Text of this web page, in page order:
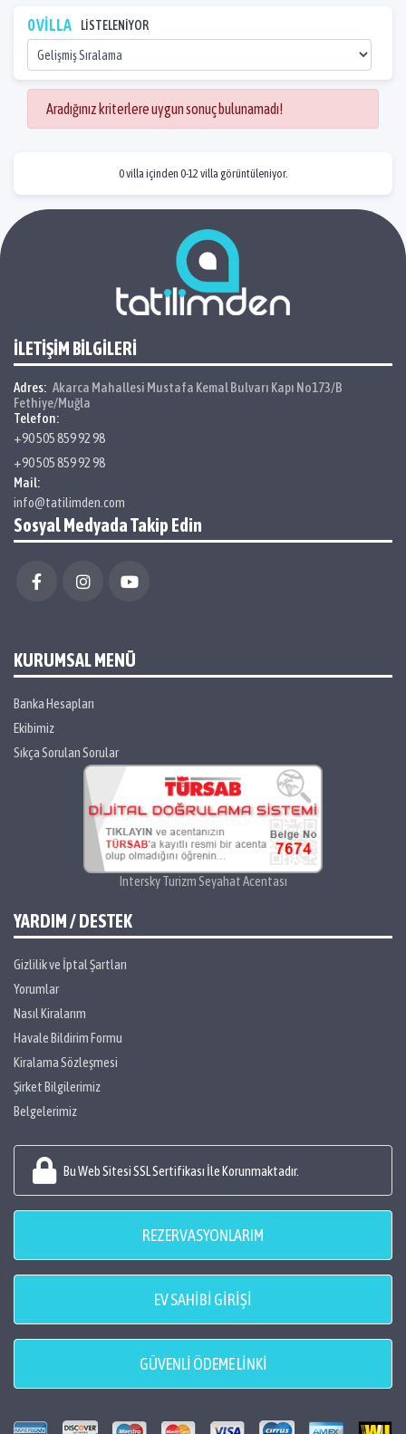
0 VİLLA LİSTELENİYOR
Aradığınız kriterlere uygun sonuç bulunamadı!
0 villa içinden 0-12 villa görüntüleniyor.
İLETİŞİM BİLGİLERİ
Adres: Akarca Mahallesi Mustafa Kemal Bulvarı Kapı No173/B
Fethiye/Muğla
Telefon:
+90 505 859 92 98
+90 505 859 92 98
Mail:
info@tatilimden.com
Sosyal Medyada Takip Edin
KURUMSAL MENÜ
Banka Hesapları
Ekibimiz
Sıkça Sorulan Sorular
Intersky Turizm Seyahat Acentası
YARDIM / DESTEK
Gizlilik ve İptal Şartları
Yorumlar
Nasıl Kiralarım
Havale Bildirim Formu
Kiralama Sözleşmesi
Şirket Bilgilerimiz
Belgelerimiz
Bu Web Sitesi SSL Sertifikası İle Korunmaktadır.
REZERVASYONLARIM
EV SAHİBİ GİRİŞİ
GÜVENLİ ÖDEME LİNKİ